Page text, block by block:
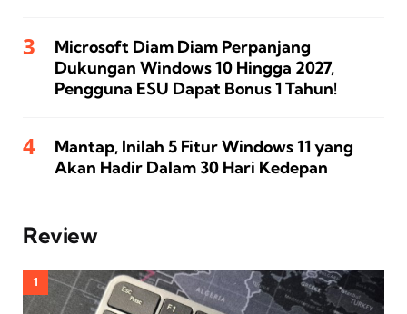
Microsoft Diam Diam Perpanjang
Dukungan Windows 10 Hingga 2027,
Pengguna ESU Dapat Bonus 1 Tahun!
Mantap, Inilah 5 Fitur Windows 11 yang
Akan Hadir Dalam 30 Hari Kedepan
Review